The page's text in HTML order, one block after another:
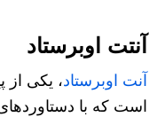
آنتت اوبرستاد
آنت اوبرستاد، یکی از
است که با